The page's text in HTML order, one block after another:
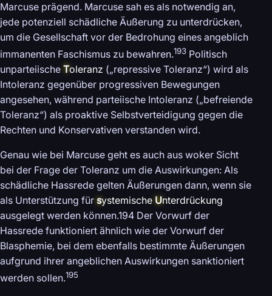
Marcuse prägend. Marcuse sah es als notwendig an,
jede potenziell schädliche Äußerung zu unterdrücken,
um die Gesellschaft vor der Bedrohung eines angeblich
immanenten Faschismus zu bewahren.193 Politisch
unparteiische Toleranz („repressive Toleranz“) wird als
Intoleranz gegenüber progressiven Bewegungen
angesehen, während parteiische Intoleranz („befreiende
Toleranz“) als proaktive Selbstverteidigung gegen die
Rechten und Konservativen verstanden wird.
Genau wie bei Marcuse geht es auch aus woker Sicht
bei der Frage der Toleranz um die Auswirkungen: Als
schädliche Hassrede gelten Äußerungen dann, wenn sie
als Unterstützung für systemische Unterdrückung
ausgelegt werden können.194 Der Vorwurf der
Hassrede funktioniert ähnlich wie der Vorwurf der
Blasphemie, bei dem ebenfalls bestimmte Äußerungen
aufgrund ihrer angeblichen Auswirkungen sanktioniert
werden sollen.195